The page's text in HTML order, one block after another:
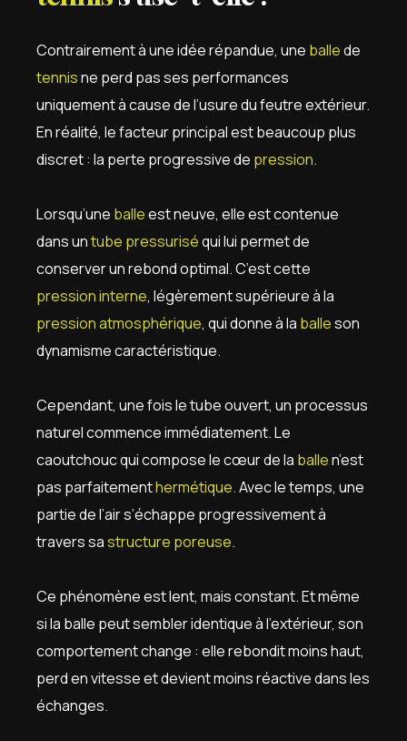
Contrairement à une idée répandue, une ballede
tennisne perd pas ses performances
uniquement à cause de l’usure du feutre extérieur.
En réalité, le facteur principal est beaucoup plus
discret : la perte progressive de pression.
Lorsqu’une balleest neuve, elle est contenue
dans untube pressuriséqui lui permet de
conserver un rebond optimal. C’est cette
pression interne, légèrement supérieure à la
pression atmosphérique, qui donne à la balleson
dynamisme caractéristique.
Cependant, une fois le tube ouvert, un processus
naturel commence immédiatement. Le
caoutchouc qui compose le cœur de la ballen’est
pas parfaitementhermétique. Avec le temps, une
partie de l’air s’échappe progressivement à
travers sastructure poreuse.
Ce phénomène est lent, mais constant. Et même
si la balle peut sembler identique à l’extérieur, son
comportement change : elle rebondit moins haut,
perd en vitesse et devient moins réactive dans les
échanges.